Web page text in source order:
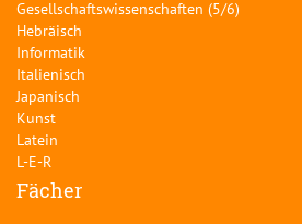
Gesellschaftswissenschaften (5/6)
Hebräisch
Informatik
Italienisch
Japanisch
Kunst
Latein
L-E-R
Fächer